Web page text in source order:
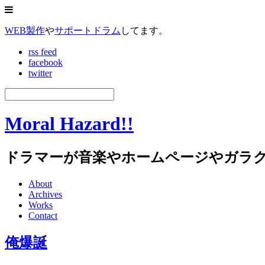
WEB製作やサポートドラム してます。
rss feed
facebook
twitter
Moral Hazard!!
ドラマーが音楽やホームページやガラ
About
Archives
Works
Contact
俺爆誕